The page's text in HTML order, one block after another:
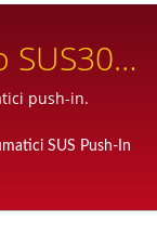
SUS304
push-in.
SUS Push-In